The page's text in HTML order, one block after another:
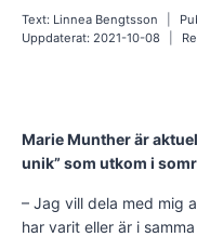
Text: Linnea Bengtsson
Uppdaterat: 2021-10-08
Marie Munther är
unik” som utkom i
– Jag vill dela med mig
har varit eller är i